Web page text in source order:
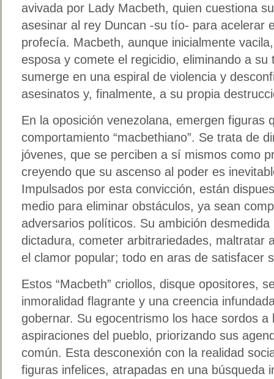
avivada por Lady Macbeth, quien cuestiona
asesinar al rey Duncan -su tío- para acelerar
profecía. Macbeth, aunque inicialmente
esposa y comete el regicidio, eliminando a
sumerge en una espiral de violencia y
asesinatos y, finalmente, a su propia
En la oposición venezolana, emergen figuras
comportamiento “macbethiano”. Se trata de
jóvenes, que se perciben a sí mismos como
creyendo que su ascenso al poder es
Impulsados por esta convicción, están
medio para eliminar obstáculos, ya sean
adversarios políticos. Su ambición
dictadura, cometer arbitrariedades, maltratar
el clamor popular; todo en aras de satisfacer
Estos “Macbeth” criollos, disque opositores,
inmoralidad flagrante y una creencia
gobernar. Su egocentrismo los hace sordos a
aspiraciones del pueblo, priorizando sus
común. Esta desconexión con la realidad
figuras infelices, atrapadas en una búsqueda